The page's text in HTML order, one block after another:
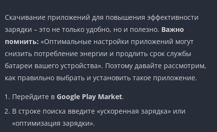
Скачивание приложений для повышения эффективности
зарядки – это не только удобно, но и полезно. Важно
помнить: «Оптимальные настройки приложений могут
снизить потребление энергии и продлить срок службы
батареи вашего устройства». Поэтому давайте рассмотрим,
как правильно выбрать и установить такое приложение.
Перейдите в Google Play Market.
В строке поиска введите «ускоренная зарядка» или
«оптимизация зарядки».